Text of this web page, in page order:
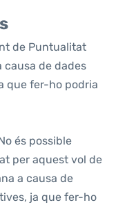
de Puntualitat
causa de dades
que fer-ho podria
és possible
per aquest vol de
a causa de
ja que fer-ho